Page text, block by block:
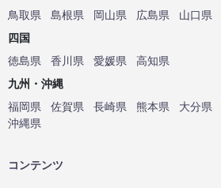
鳥取県
島根県 岡山県 広島県
山口県
四国
徳島県
香川県 愛媛県
高知県
九州・沖縄
福岡県
佐賀県 長崎県 熊本県 大分県
沖縄県
コンテンツ